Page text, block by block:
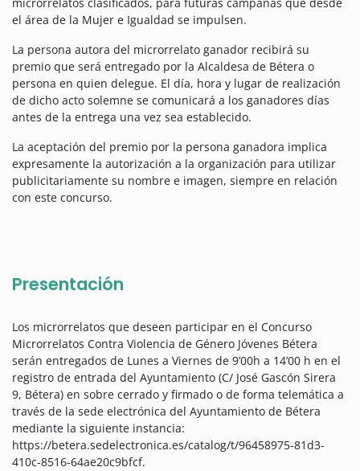
el área de la Mujer e Igualdad se impulsen.
La persona autora del microrrelato ganador recibirá su
premio que será entregado por la Alcaldesa de Bétera o
persona en quien delegue. El día, hora y lugar de realización
de dicho acto solemne se comunicará a los ganadores días
antes de la entrega una vez sea establecido.
La aceptación del premio por la persona ganadora implica
expresamente la autorización a la organización para utilizar
publicitariamente su nombre e imagen, siempre en relación
con este concurso.
Presentación
Los microrrelatos que deseen participar en el Concurso
Microrrelatos Contra Violencia de Género Jóvenes Bétera
serán entregados de Lunes a Viernes de 9’00h a 14’00 h en el
registro de entrada del Ayuntamiento (C/ José Gascón Sirera
9, Bétera) en sobre cerrado y firmado o de forma telemática a
través de la sede electrónica del Ayuntamiento de Bétera
mediante la siguiente instancia:
https://betera.sedelectronica.es/catalog/t/96458975-81d3-
410c-8516-64ae20c9bfcf.